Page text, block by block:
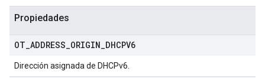
Propiedades
OT ADDRESS ORIGIN DHCPV6
Dirección asignada de DHCPv6.